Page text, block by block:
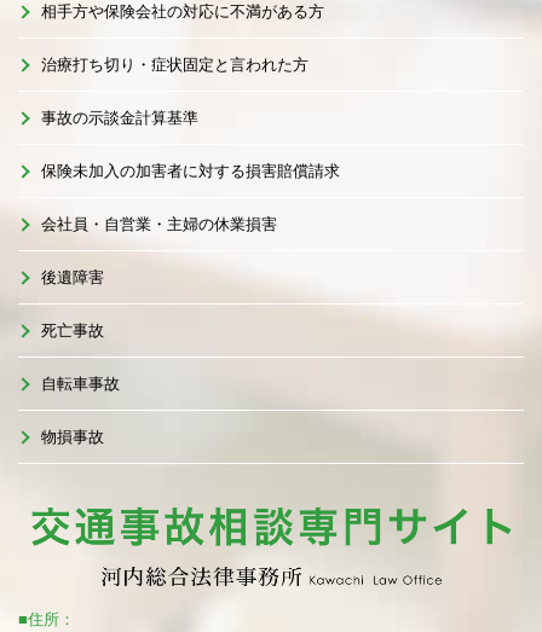
■住所：
相手方や保険会社の対応に不満がある方
治療打ち切り・症状固定と言われた方
事故の示談金計算基準
保険未加入の加害者に対する損害賠償請求
会社員・自営業・主婦の休業損害
後遺障害
死亡事故
自転車事故
物損事故